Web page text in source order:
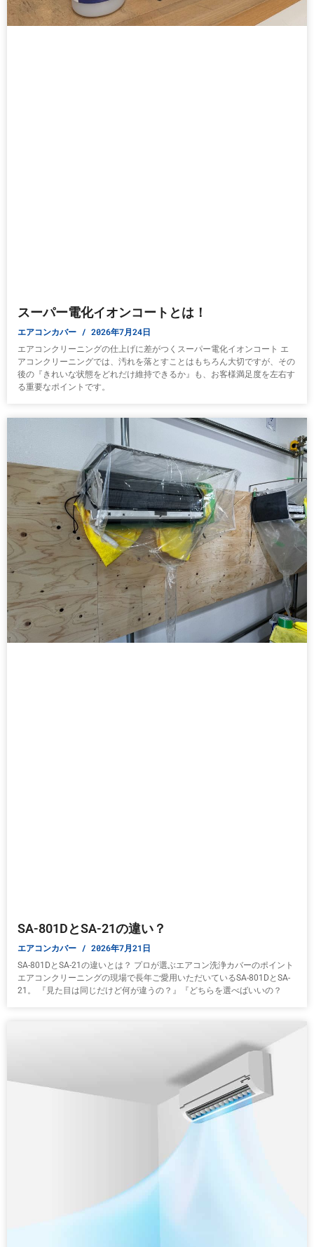
スーパー電化イオンコートとは！
エアコンカバー 2026年7月24日
エアコンクリーニングの仕上げに差がつくスーパー電化イオンコート エ
アコンクリーニングでは、汚れを落とすことはもちろん大切ですが、その
後の『きれいな状態をどれだけ維持できるか』も、お客様満足度を左右す
る重要なポイントです。
SA-801DとSA-21の違い？
エアコンカバー 2026年7月21日
SA-801DとSA-21の違いとは？ プロが選ぶエアコン洗浄カバーのポイント
エアコンクリーニングの現場で長年ご愛用いただいているSA-801DとSA-
21。 『見た目は同じだけど何が違うの？』『どちらを選べばいいの？